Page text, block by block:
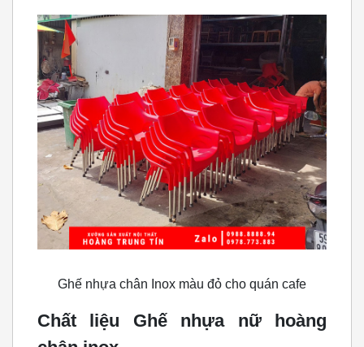
Ghế nhựa chân Inox màu đỏ cho quán cafe
Chất liệu Ghế nhựa nữ hoàng